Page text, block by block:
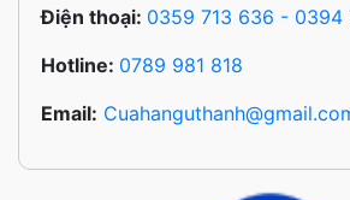
Điện thoại: 0359 713 636 - 0394
Hotline: 0789 981 818
Email: